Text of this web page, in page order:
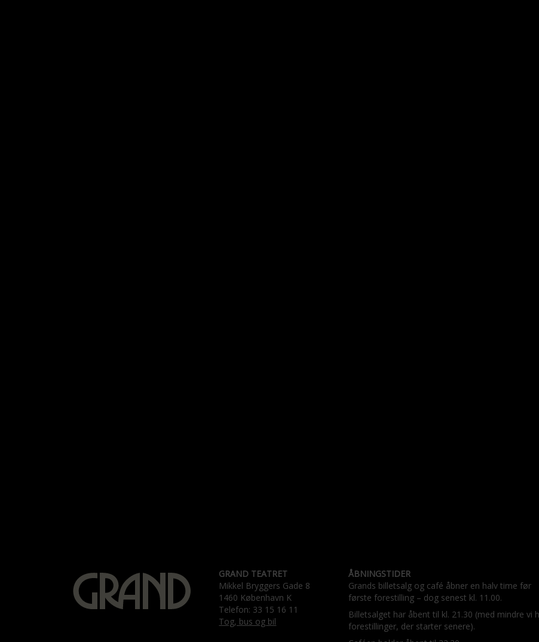
GRAND TEATRET
Mikkel Bryggers Gade 8
1460 København K
Telefon: 33 15 16 11
Tog, bus og bil
ÅBNINGSTIDER
Grands billetsalg og café åbner en halv time før
første forestilling – dog senest kl. 11.00.
Billetsalget har åbent til kl. 21.30 (med mindre vi
forestillinger, der starter senere).